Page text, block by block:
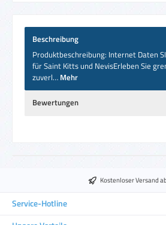
Beschreibung
Produktbeschreibung: Internet Daten
für Saint Kitts und NevisErleben Sie
zuverl… Mehr
Bewertungen
Kostenloser Versand
Service-Hotline